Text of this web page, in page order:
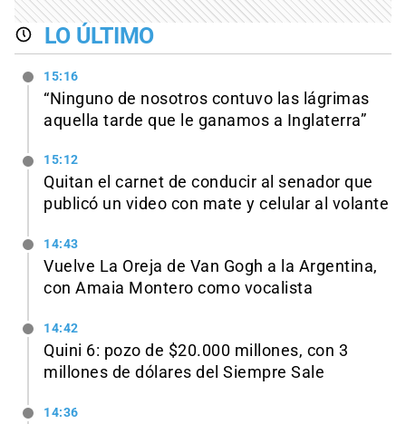
LO ÚLTIMO
15:16
“Ninguno de nosotros contuvo las lágrimas
aquella tarde que le ganamos a Inglaterra”
15:12
Quitan el carnet de conducir al senador que
publicó un video con mate y celular al volante
14:43
Vuelve La Oreja de Van Gogh a la Argentina,
con Amaia Montero como vocalista
14:42
Quini 6: pozo de $20.000 millones, con 3
millones de dólares del Siempre Sale
14:36